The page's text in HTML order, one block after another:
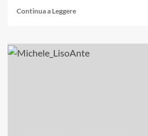
Continua a LeggereLeggi
su
Vinile